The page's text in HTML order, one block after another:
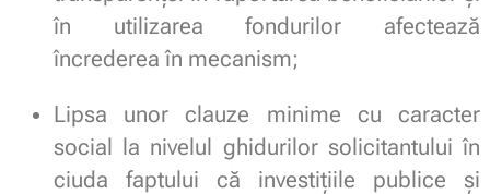
în utilizarea fondurilor afectează
încrederea în mecanism;
Lipsa unor clauze minime cu caracter
social la nivelul ghidurilor solicitantului în
ciuda faptului că investițiile publice și